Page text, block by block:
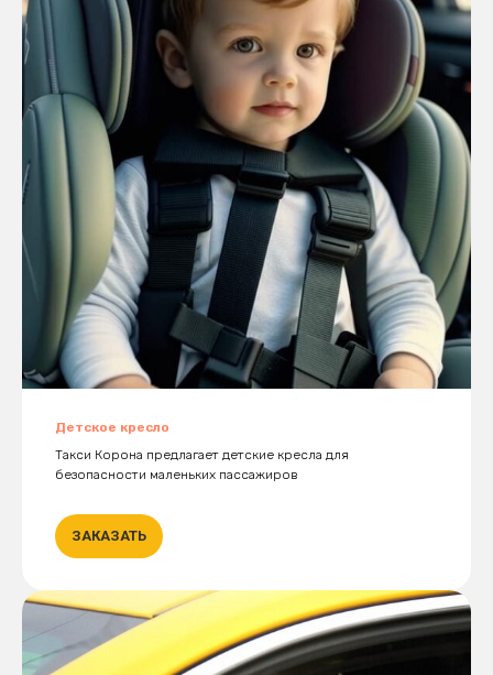
Детское кресло
Такси Корона предлагает детские кресла для
безопасности маленьких пассажиров
ЗАКАЗАТЬ